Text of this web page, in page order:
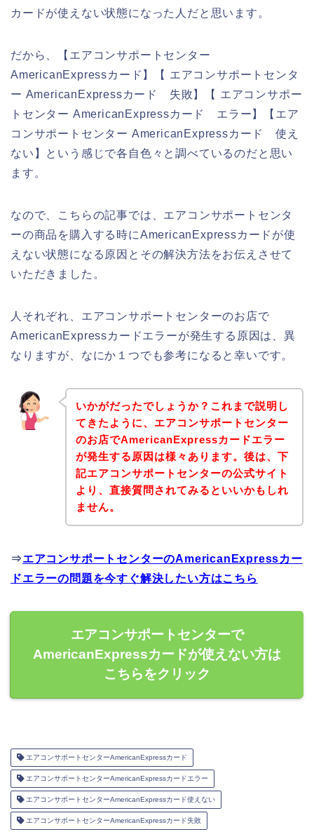
カードが使えない状態になった人だと思います。
だから、【エアコンサポートセンター
AmericanExpressカード】【 エアコンサポートセンタ
ー AmericanExpressカード 失敗】【 エアコンサポー
トセンター AmericanExpressカード エラー】【エア
コンサポートセンター AmericanExpressカード 使え
ない】という感じで各自色々と調べているのだと思い
ます。
なので、こちらの記事では、エアコンサポートセンタ
ーの商品を購入する時にAmericanExpressカードが使
えない状態になる原因とその解決方法をお伝えさせて
いただきました。
人それぞれ、エアコンサポートセンターのお店で
AmericanExpressカードエラーが発生する原因は、異
なりますが、なにか１つでも参考になると幸いです。
いかがだったでしょうか？これまで説明し
てきたように、エアコンサポートセンター
のお店でAmericanExpressカードエラー
が発生する原因は様々あります。後は、下
記エアコンサポートセンターの公式サイト
より、直接質問されてみるといいかもしれ
ません。
⇒エアコンサポートセンターのAmericanExpressカー
ドエラーの問題を今すぐ解決したい方はこちら
エアコンサポートセンターで
AmericanExpressカードが使えない方は
こちらをクリック
エアコンサポートセンターAmericanExpressカード
エアコンサポートセンターAmericanExpressカードエラー
エアコンサポートセンターAmericanExpressカード使えない
エアコンサポートセンターAmericanExpressカード失敗